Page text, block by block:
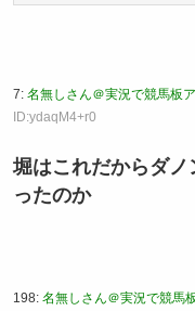
7: 名無しさん＠実況で競馬板
ID:ydaqM4+r0
堀はこれだからダ
ったのか
198: 名無しさん＠実況で競馬